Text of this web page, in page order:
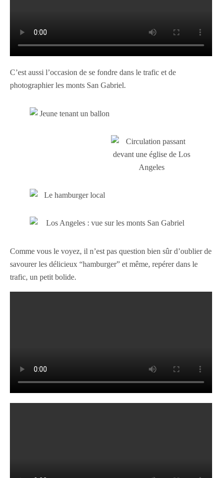
C’est aussi l’occasion de se fondre dans le trafic et de
photographier les monts San Gabriel.
Comme vous le voyez, il n’est pas question bien sûr d’oublier de
savourer les délicieux “hamburger” et même, repérer dans le
trafic, un petit bolide.